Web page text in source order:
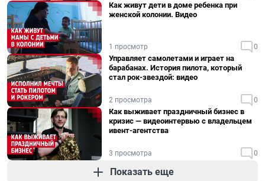
Как живут дети в доме ребенка при
женской колонии. Видео
1 просмотр 0
Управляет самолетами и играет на
барабанах. История пилота, который
стал рок-звездой: видео
2 просмотра 0
Как выживает праздничный бизнес в
кризис — видеоинтервью с владельцем
ивент-агентства
3 просмотра 0
Показать еще